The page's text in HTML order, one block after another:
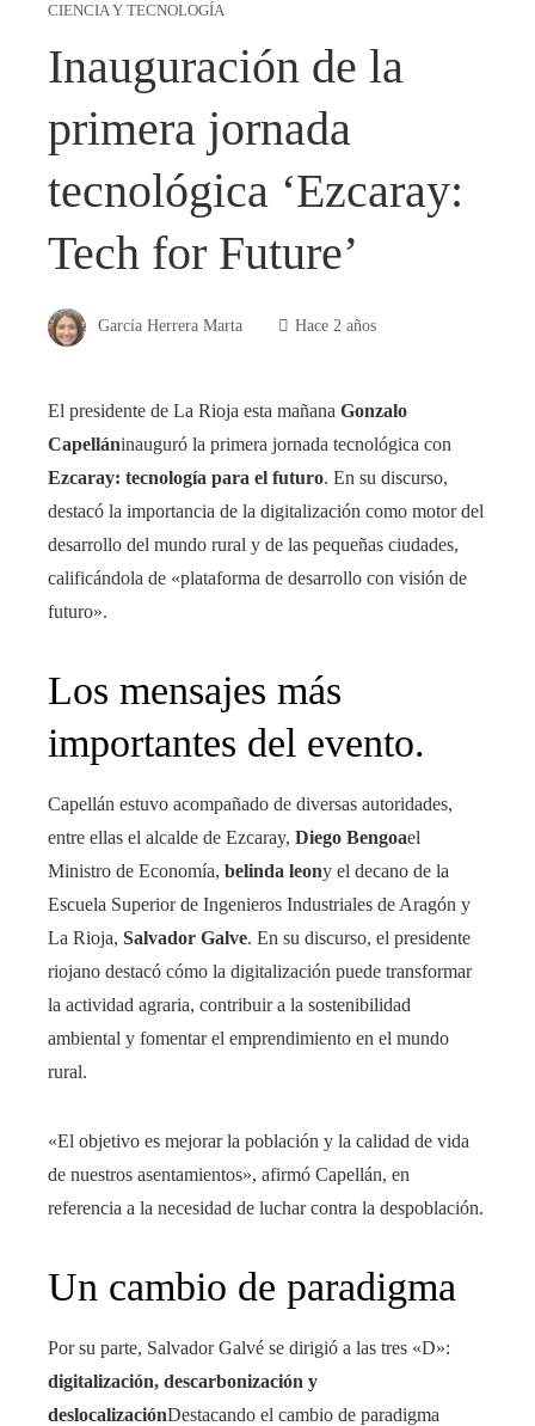
CIENCIA Y TECNOLOGÍA
Inauguración de la
primera jornada
tecnológica ‘Ezcaray:
Tech for Future’
García Herrera Marta Hace 2 años
El presidente de La Rioja esta mañana Gonzalo
Capelláninauguró la primera jornada tecnológica con
Ezcaray: tecnología para el futuro. En su discurso,
destacó la importancia de la digitalización como motor del
desarrollo del mundo rural y de las pequeñas ciudades,
calificándola de «plataforma de desarrollo con visión de
futuro».
Los mensajes más
importantes del evento.
Capellán estuvo acompañado de diversas autoridades,
entre ellas el alcalde de Ezcaray, Diego Bengoael
Ministro de Economía, belinda leony el decano de la
Escuela Superior de Ingenieros Industriales de Aragón y
La Rioja, Salvador Galve. En su discurso, el presidente
riojano destacó cómo la digitalización puede transformar
la actividad agraria, contribuir a la sostenibilidad
ambiental y fomentar el emprendimiento en el mundo
rural.
«El objetivo es mejorar la población y la calidad de vida
de nuestros asentamientos», afirmó Capellán, en
referencia a la necesidad de luchar contra la despoblación.
Un cambio de paradigma
Por su parte, Salvador Galvé se dirigió a las tres «D»:
digitalización, descarbonización y
deslocalizaciónDestacando el cambio de paradigma